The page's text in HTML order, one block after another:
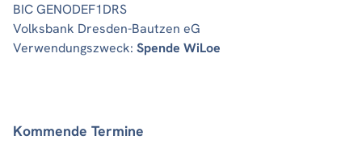
BIC GENODEF1DRS
Volksbank Dresden-Bautzen eG
Verwendungszweck: Spende WiLoe
Kommende Termine